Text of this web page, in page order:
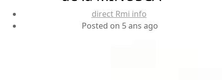
direct Rmi info
Posted on 5 ans ago